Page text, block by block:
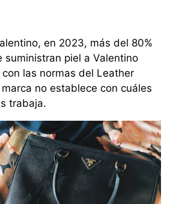
en 2023, más del 80%
suministran piel a Valentino
las normas del Leather
no establece con cuáles
trabaja.